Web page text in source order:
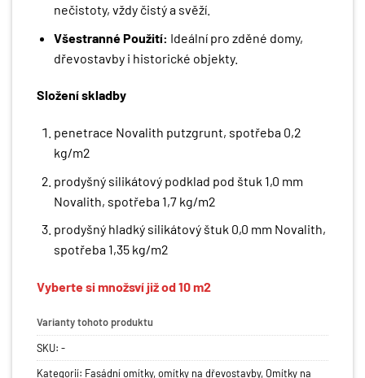
nečistoty, vždy čistý a svěží.
Všestranné Použití: Ideální pro zděné domy,
dřevostavby i historické objekty.
Složení skladby
penetrace Novalith putzgrunt, spotřeba 0,2
kg/m2
prodyšný silikátový podklad pod štuk 1,0 mm
Novalith, spotřeba 1,7 kg/m2
prodyšný hladký silikátový štuk 0,0 mm Novalith,
spotřeba 1,35 kg/m2
Vyberte si množsví již od 10 m2
Varianty tohoto produktu
SKU: -
Kategorií: Fasádní omítky,omítky na dřevostavby, Omítky na